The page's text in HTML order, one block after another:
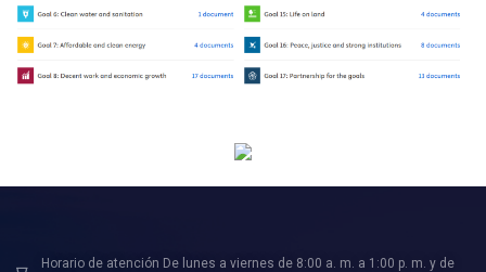
Horario de atención De lunes a viernes de 8:00 a. m. a 1:00 p. m. y de